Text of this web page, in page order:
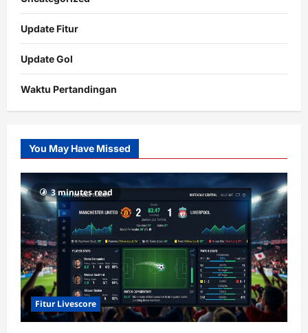
Update Fitur
Update Gol
Waktu Pertandingan
Slot
Gacor
RTP
terupdate
You May Have Missed
3 minutes read
Fitur Livescore